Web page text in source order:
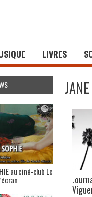
LIVRES
au ciné-club Le